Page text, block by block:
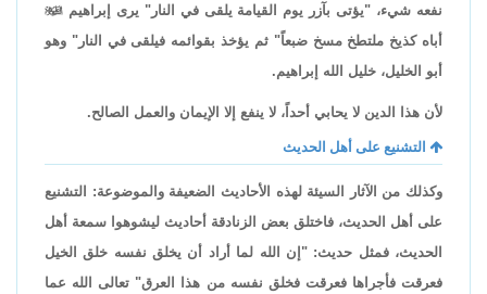
نفعه شيء، "يؤتى بآزر يوم القيامة يلقى في النار" يرى إبراهيم 
أباه كذيخ ملتطخ مسخ ضبعاً" ثم يؤخذ بقوائمه فيلقى في النار" وهو
أبو الخليل، خليل الله إبراهيم.
لأن هذا الدين لا يحابي أحداً، لا ينفع إلا الإيمان والعمل الصالح.
التشنيع على أهل الحديث
وكذلك من الآثار السيئة لهذه الأحاديث الضعيفة والموضوعة: التشنيع
على أهل الحديث، فاختلق بعض الزنادقة أحاديث ليشوهوا سمعة أهل
الحديث، فمثل حديث: "إن الله لما أراد أن يخلق نفسه خلق الخيل
فعرقت فأجراها فعرقت فخلق نفسه من هذا العرق" تعالى الله عما